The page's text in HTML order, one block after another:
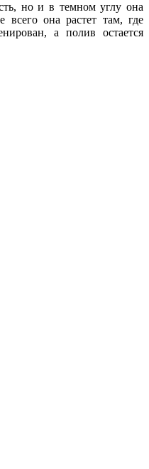
но и в темном углу она
всего она растет там, где
а полив остается